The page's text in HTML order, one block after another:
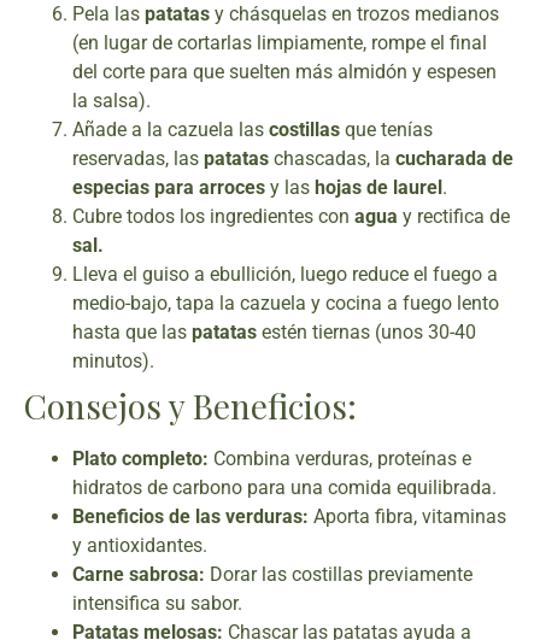
Pela las patatas y chásquelas en trozos medianos
(en lugar de cortarlas limpiamente, rompe el final
del corte para que suelten más almidón y espesen
la salsa).
Añade a la cazuela las costillas que tenías
reservadas, las patatas chascadas, la cucharada de
especias para arroces y las hojas de laurel.
Cubre todos los ingredientes con agua y rectifica de
sal.
Lleva el guiso a ebullición, luego reduce el fuego a
medio-bajo, tapa la cazuela y cocina a fuego lento
hasta que las patatas estén tiernas (unos 30-40
minutos).
Consejos y Beneficios:
Plato completo: Combina verduras, proteínas e
hidratos de carbono para una comida equilibrada.
Beneficios de las verduras: Aporta fibra, vitaminas
y antioxidantes.
Carne sabrosa: Dorar las costillas previamente
intensifica su sabor.
Patatas melosas: Chascar las patatas ayuda a